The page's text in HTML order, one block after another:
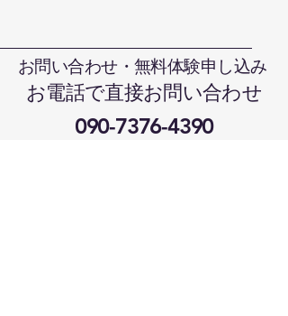
お問い合わせ・無料体験申し込み
お電話で直接お問い合わせ
090-7376-4390